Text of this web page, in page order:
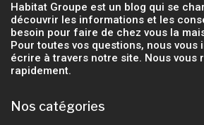
Habitat Groupe est un blog qui se
découvrir les informations et les
besoin pour faire de chez vous la
Pour toutes vos questions, nous vous
écrire à travers notre site. Nous vous
rapidement.
Nos catégories